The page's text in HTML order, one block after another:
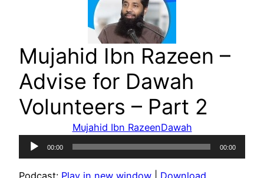
Mujahid Ibn Razeen –
Advise for Dawah
Volunteers – Part 2
Mujahid Ibn RazeenDawah
Audio
Player
00:00 00:00